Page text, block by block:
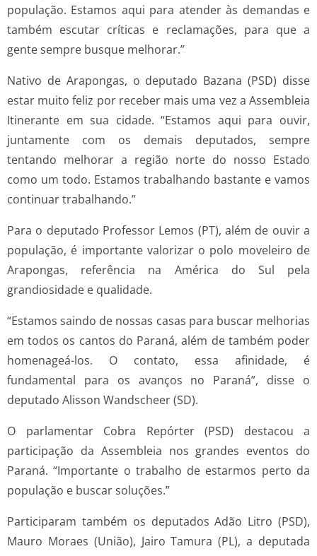
população. Estamos aqui para atender às demandas e
também escutar críticas e reclamações, para que a
gente sempre busque melhorar.”
Nativo de Arapongas, o deputado Bazana (PSD) disse
estar muito feliz por receber mais uma vez a Assembleia
Itinerante em sua cidade. “Estamos aqui para ouvir,
juntamente com os demais deputados, sempre
tentando melhorar a região norte do nosso Estado
como um todo. Estamos trabalhando bastante e vamos
continuar trabalhando.”
Para o deputado Professor Lemos (PT), além de ouvir a
população, é importante valorizar o polo moveleiro de
Arapongas, referência na América do Sul pela
grandiosidade e qualidade.
“Estamos saindo de nossas casas para buscar melhorias
em todos os cantos do Paraná, além de também poder
homenageá-los. O contato, essa afinidade, é
fundamental para os avanços no Paraná”, disse o
deputado Alisson Wandscheer (SD).
O parlamentar Cobra Repórter (PSD) destacou a
participação da Assembleia nos grandes eventos do
Paraná. “Importante o trabalho de estarmos perto da
população e buscar soluções.”
Participaram também os deputados Adão Litro (PSD),
Mauro Moraes (União), Jairo Tamura (PL), a deputada